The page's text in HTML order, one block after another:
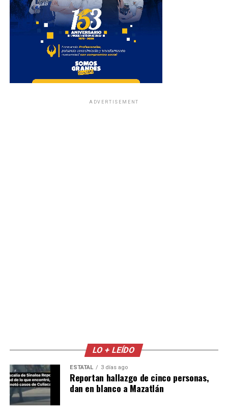
ADVERTISEMENT
LO + LEÍDO
ESTATAL 3 días ago
Reportan hallazgo de cinco personas,
dan en blanco a Mazatlán